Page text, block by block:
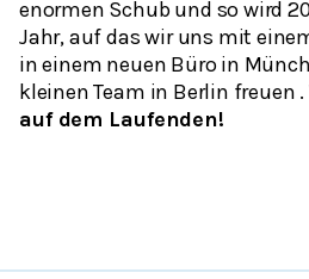
enormen Schub und so wird
Jahr, auf das wir uns mit
in einem neuen Büro in
kleinen Team in Berlin freuen .
auf dem Laufenden!